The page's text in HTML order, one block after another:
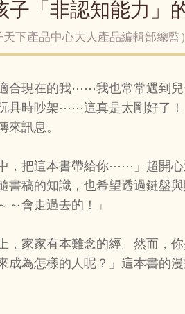
子「非認知能力」
下產品中心大人產品編輯部總監）
合現在的我⋯⋯我也常常遇到
具時吵架⋯⋯這真是太剛好了
來訊息。
，把這本書帶給你⋯⋯」超開
書稿的知識，也希望透過鍵盤
～會走過去的！」
，家家有本難念的經。然而，
成為怎樣的人呢？」這本書的